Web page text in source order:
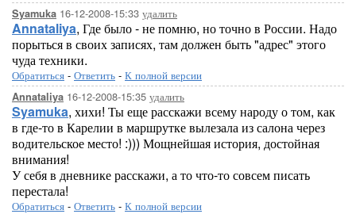
Syamuka 16-12-2008-15:33 удалить
Annataliya, Где было - не помню, но точно в России. Надо
порыться в своих записях, там должен быть "адрес" этого
чуда техники.
Обратиться - Ответить - К полной версии
Annataliya 16-12-2008-15:35 удалить
Syamuka, хихи! Ты еще расскажи всему народу о том, как
в где-то в Карелии в маршрутке вылезала из салона через
водительское место! :))) Мощнейшая история, достойная
внимания!
У себя в дневнике расскажи, а то что-то совсем писать
перестала!
Обратиться - Ответить - К полной версии